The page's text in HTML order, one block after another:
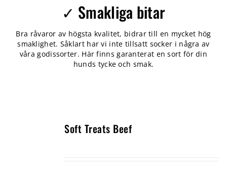
✓ Smakliga bitar
Bra råvaror av högsta kvalitet, bidrar till en mycket hög
smaklighet. Såklart har vi inte tillsatt socker i några av
våra godissorter. Här finns garanterat en sort för din
hunds tycke och smak.
Soft Treats Beef